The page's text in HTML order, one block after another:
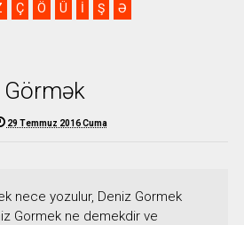
Ç Ö Ü İ Ş Ə
29 Temmuz 2016 Cuma
nece yozulur, Deniz Gormek
Gormek ne demekdir ve